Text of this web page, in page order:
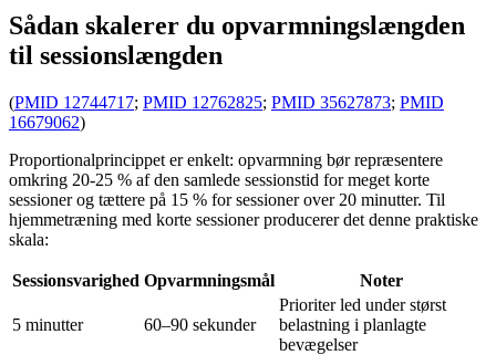
Sådan skalerer du opvarmningslængden
til sessionslængden
(PMID 12744717; PMID 12762825; PMID 35627873; PMID
16679062)
Proportionalprincippet er enkelt: opvarmning bør repræsentere
omkring 20-25 % af den samlede sessionstid for meget korte
sessioner og tættere på 15 % for sessioner over 20 minutter. Til
hjemmetræning med korte sessioner producerer det denne praktiske
skala:
Sessionsvarighed Opvarmningsmål Noter
5 minutter 60–90 sekunder
Prioriter led under størst
belastning i planlagte
bevægelser